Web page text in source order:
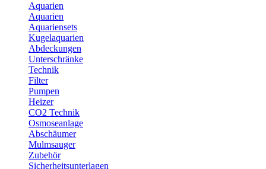
Aquarien
Aquarien
Aquariensets
Kugelaquarien
Abdeckungen
Unterschränke
Technik
Filter
Pumpen
Heizer
CO2 Technik
Osmoseanlage
Abschäumer
Mulmsauger
Zubehör
Sicherheitsunterlagen